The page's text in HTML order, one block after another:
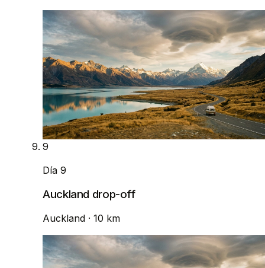
9
Día 9
Auckland drop-off
Auckland · 10 km